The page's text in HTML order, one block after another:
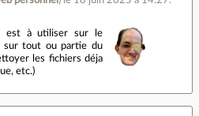
est à utiliser sur le
sur tout ou partie du
les fichiers déja
etc.)